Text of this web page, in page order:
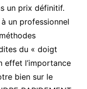
un prix définitif.
un professionnel
du « doigt
effet l’importance
bien sur le